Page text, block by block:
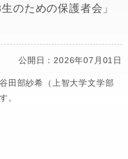
のための保護者会」
公開日：2026年07月01日
田部紗希（上智大学文学部
。